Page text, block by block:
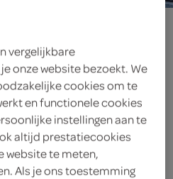
van
vergelijkbare
onze website bezoekt. We
cookies om te
en functionele cookies
instellingen aan te
altijd prestatiecookies
website te meten,
Als je ons toestemming